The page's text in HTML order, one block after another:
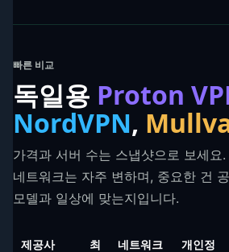
빠른 비교
독일용 Proton
NordVPN,
가격과 서버 수는 스냅샷으로 보세요
네트워크는 자주 변하며, 중요한 건
모델과 일상에 맞는지입니다.
제공사
최
네트워크
개인정